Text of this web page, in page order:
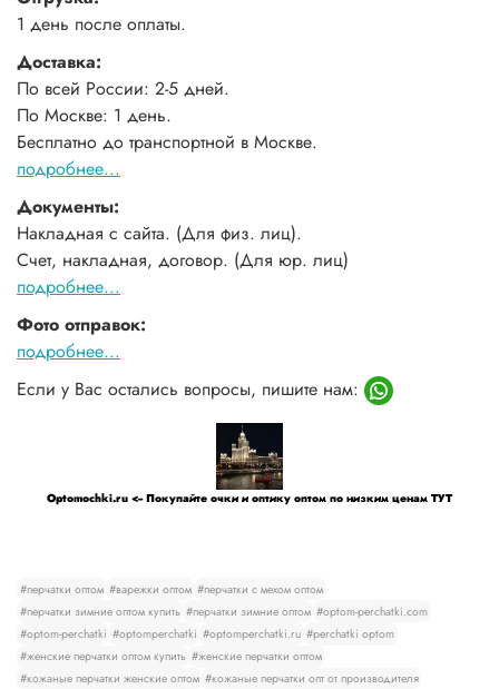
1 день после оплаты.
Доставка:
По всей России: 2-5 дней.
По Москве: 1 день.
Бесплатно до транспортной в Москве.
подробнее...
Документы:
Накладная с сайта. (Для физ. лиц).
Счет, накладная, договор. (Для юр. лиц)
подробнее...
Фото отправок:
подробнее...
Если у Вас остались вопросы, пишите нам:
Optomochki.ru <-- Покупайте очки и оптику оптом по низким ценам ТУТ
#перчатки оптом #варежки оптом #перчатки с мехом оптом
#перчатки зимние оптом купить #перчатки зимние оптом #optom-perchatki.com
#optom-perchatki #optomperchatki #optomperchatki.ru #perchatki optom
#женские перчатки оптом купить #женские перчатки оптом
#кожаные перчатки женские оптом #кожаные перчатки опт от производителя